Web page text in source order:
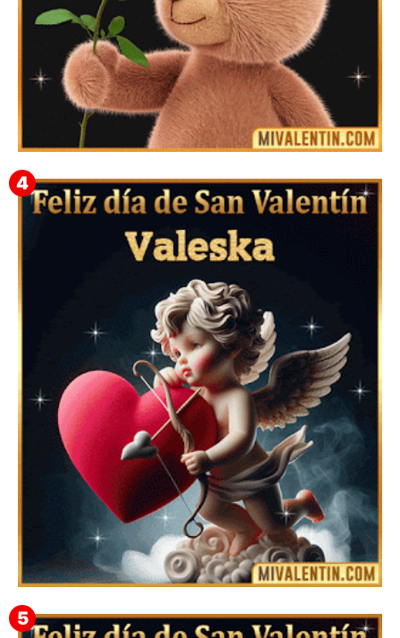
Mensajes Tarjetas y GiF de San Valentín para Amigas